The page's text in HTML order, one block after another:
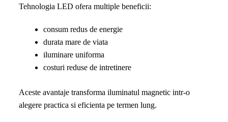
Tehnologia LED ofera multiple beneficii:
consum redus de energie
durata mare de viata
iluminare uniforma
costuri reduse de intretinere
Aceste avantaje transforma iluminatul magnetic intr-o
alegere practica si eficienta pe termen lung.